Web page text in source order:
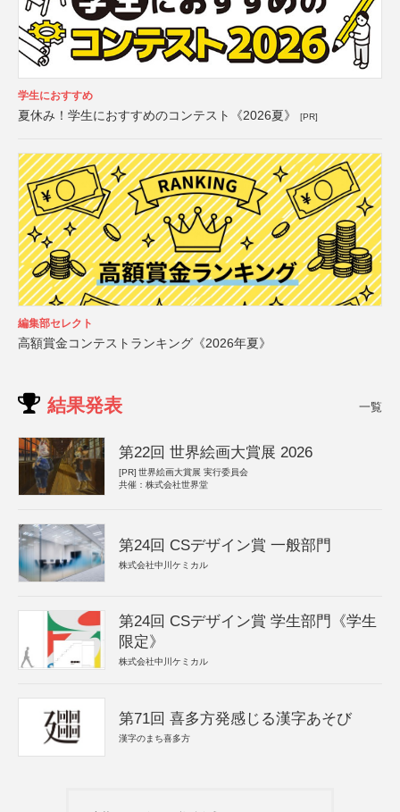
学生におすすめ
夏休み！学生におすすめのコンテスト《2026夏》 [PR]
編集部セレクト
高額賞金コンテストランキング《2026年夏》
結果発表 一覧
第22回 世界絵画大賞展 2026
[PR] 世界絵画大賞展 実行委員会
共催：株式会社世界堂
第24回 CSデザイン賞 一般部門
株式会社中川ケミカル
第24回 CSデザイン賞 学生部門《学生
限定》
株式会社中川ケミカル
第71回 喜多方発感じる漢字あそび
漢字のまち喜多方